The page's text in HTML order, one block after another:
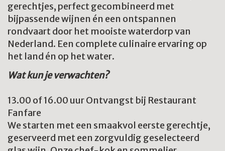
gerechtjes, perfect gecombineerd met
bijpassende wijnen én een ontspannen
rondvaart door het mooiste waterdorp van
Nederland. Een complete culinaire ervaring op
het land én op het water.
Wat kun je verwachten?
13.00 of 16.00 uur Ontvangst bij Restaurant
Fanfare
We starten met een smaakvol eerste gerechtje,
geserveerd met een zorgvuldig geselecteerd